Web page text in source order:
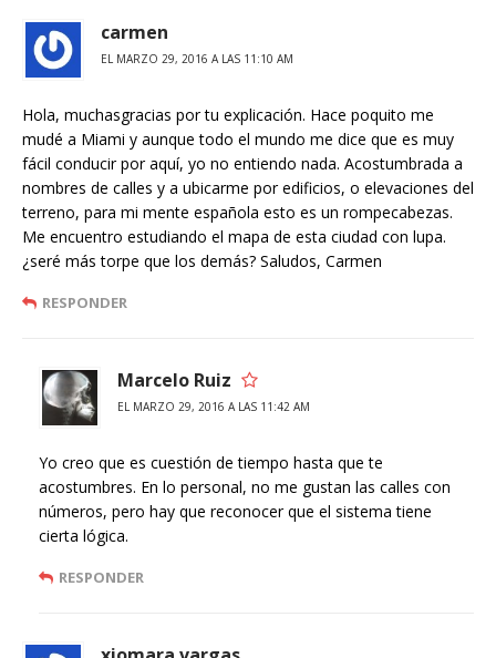
carmen
EL MARZO 29, 2016 A LAS 11:10 AM
Hola, muchasgracias por tu explicación. Hace poquito me
mudé a Miami y aunque todo el mundo me dice que es muy
fácil conducir por aquí, yo no entiendo nada. Acostumbrada a
nombres de calles y a ubicarme por edificios, o elevaciones del
terreno, para mi mente española esto es un rompecabezas.
Me encuentro estudiando el mapa de esta ciudad con lupa.
¿seré más torpe que los demás? Saludos, Carmen
RESPONDER
Marcelo Ruiz
EL MARZO 29, 2016 A LAS 11:42 AM
Yo creo que es cuestión de tiempo hasta que te
acostumbres. En lo personal, no me gustan las calles con
números, pero hay que reconocer que el sistema tiene
cierta lógica.
RESPONDER